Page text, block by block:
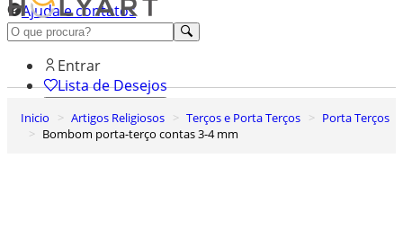
Ajuda e contatos
Conheça premium
Entrar
Lista de Desejos
0
Carrinho de Compras
Inicio Artigos Religiosos Terços e Porta Terços
Porta Terços
Bombom porta-terço contas 3-4 mm